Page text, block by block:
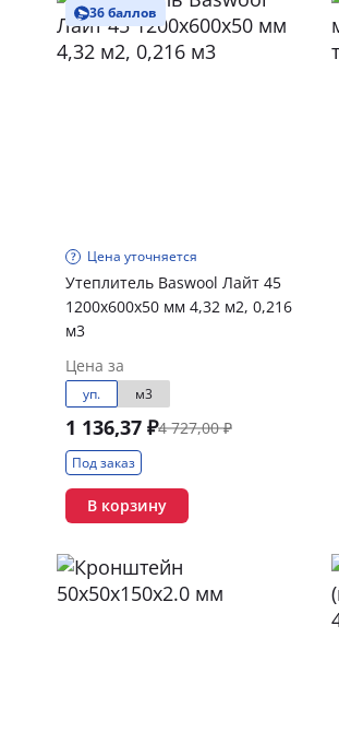
36 баллов
Цена уточняется
Утеплитель Baswool Лайт 45
1200х600х50 мм 4,32 м2, 0,216
м3
Цена за
уп. м3
1 136,37 ₽4 727,00 ₽
Под заказ
В корзину